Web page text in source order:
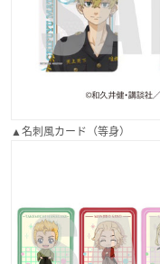
▲名刺風カード（等身）